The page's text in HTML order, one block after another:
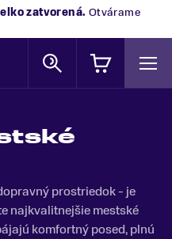
Bratislavazatvorená.
prostriedok - je
najkvalitnejšie mestské
komfortný posed, plnú